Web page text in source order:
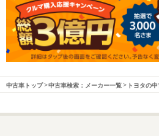
中古車トップ 中古車検索：メーカー一覧 トヨタの